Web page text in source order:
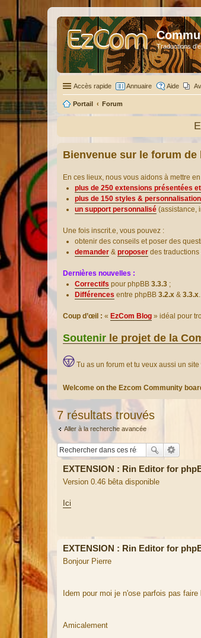
Traductions
Accès rapide Annuaire Aide
Portail Forum
Bienvenue sur le forum de
En ces lieux, nous vous aidons à mettre
plus de 250 extensions présentées
plus de 150 styles &
un support personnalisé (assistance,
Une fois inscrit.e, vous pouvez :
obtenir des conseils et poser des
demander & proposer des traductions
Dernières nouvelles :
Correctifs pour phpBB 3.3.3 ;
Différences entre phpBB 3.2.x & 3.3.x.
Coup d’œil : « EzCom Blog » idéal pour
Soutenir le projet de la
Tu as un forum et tu veux aussi un
Welcome on the Ezcom Community
7 résultats trouvés
Aller à la recherche avancée
EXTENSION : Rin Editor for
Version 0.46 bêta disponible
Ici
EXTENSION : Rin Editor for
Bonjour Pierre
Idem pour moi je n'ose parfois pas
Amicalement